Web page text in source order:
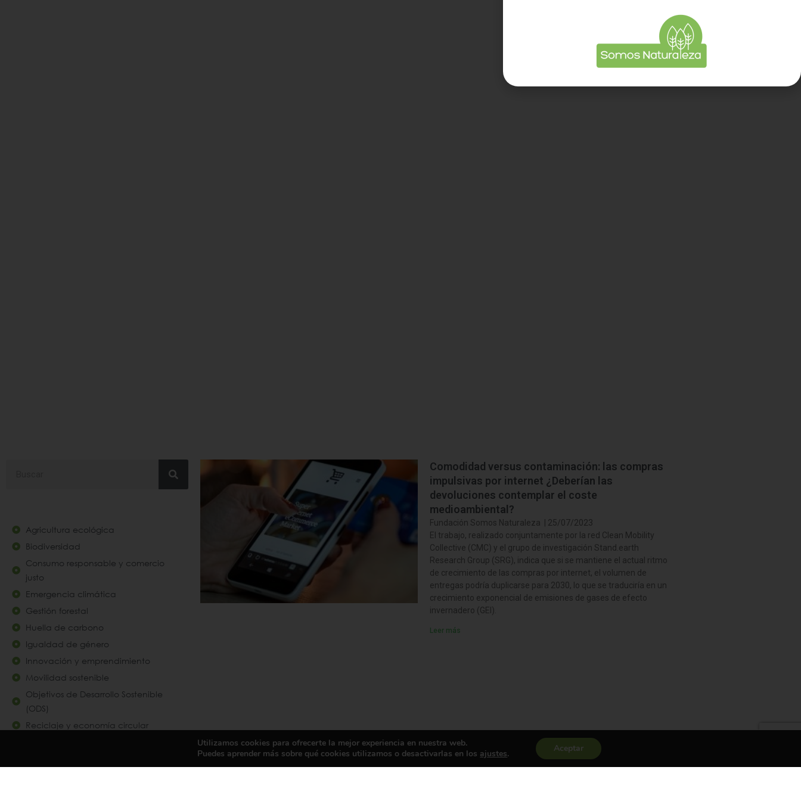
Agricultura ecológica
Biodiversidad
Consumo responsable y comercio
justo
Emergencia climática
Gestión forestal
Huella de carbono
Igualdad de género
Innovación y emprendimiento
Movilidad sostenible
Objetivos de Desarrollo Sostenible
(ODS)
Reciclaje y economía circular
Comodidad versus contaminación: las compras
impulsivas por internet ¿Deberían las
devoluciones contemplar el coste
medioambiental?
Fundación Somos Naturaleza | 25/07/2023
El trabajo, realizado conjuntamente por la red Clean Mobility
Collective (CMC) y el grupo de investigación Stand.earth
Research Group (SRG), indica que si se mantiene el actual ritmo
de crecimiento de las compras por internet, el volumen de
entregas podría duplicarse para 2030, lo que se traduciría en un
crecimiento exponencial de emisiones de gases de efecto
invernadero (GEI).
Leer más
Utilizamos cookies para ofrecerte la mejor experiencia en nuestra web.
Puedes aprender más sobre qué cookies utilizamos o desactivarlas en los ajustes. Aceptar